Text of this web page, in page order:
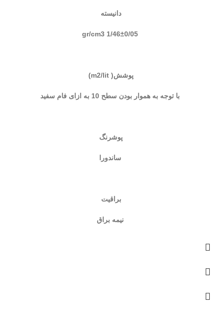
دانیسته
1/46±0/05 gr/cm3
پوشش( m2/lit)
با توجه به هموار بودن سطح 10 به ازای فام سفید
پوشرنگ
ساندورا
براقیت
نیمه براق